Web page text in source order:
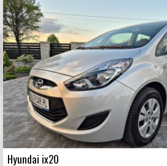
Hyundai ix20